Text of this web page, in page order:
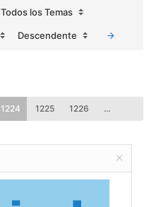
Todos los Temas
Descendente
1224 1225 1226 …